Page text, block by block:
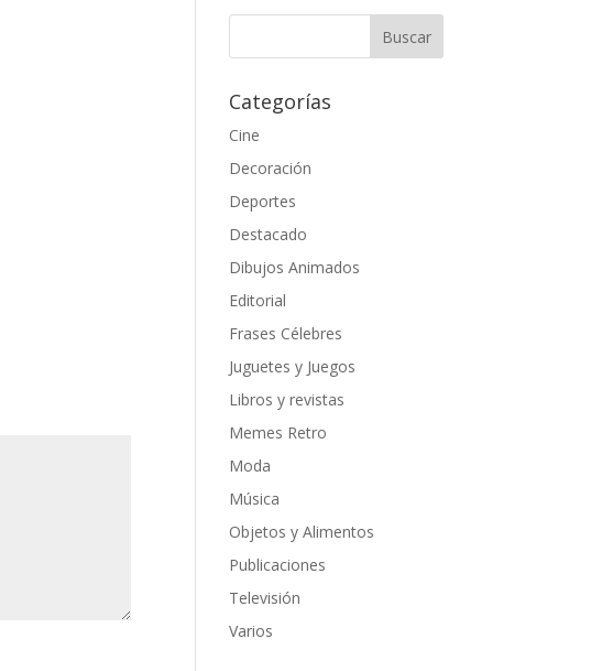
Categorías
Cine
Decoración
Deportes
Destacado
Dibujos Animados
Editorial
Frases Célebres
Juguetes y Juegos
Libros y revistas
Memes Retro
Moda
Música
Objetos y Alimentos
Publicaciones
Televisión
Varios